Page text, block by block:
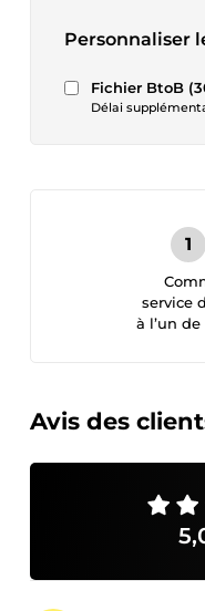
Personnaliser
Fichier BtoB
Délai
service
à l’un
Avis des